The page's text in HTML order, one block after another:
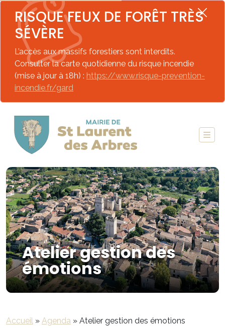
RISQUE FEUX DE FORÊT TRÈS
SÉVÈRE
L’accès aux massifs forestiers sont interdits.
Consulter la carte quotidienne du risque incendie
(mise à jour à 18h) : https://www.risque-prevention-
incendie.fr/gard
Atelier gestion des
émotions
Accueil » Agenda » Atelier gestion des émotions